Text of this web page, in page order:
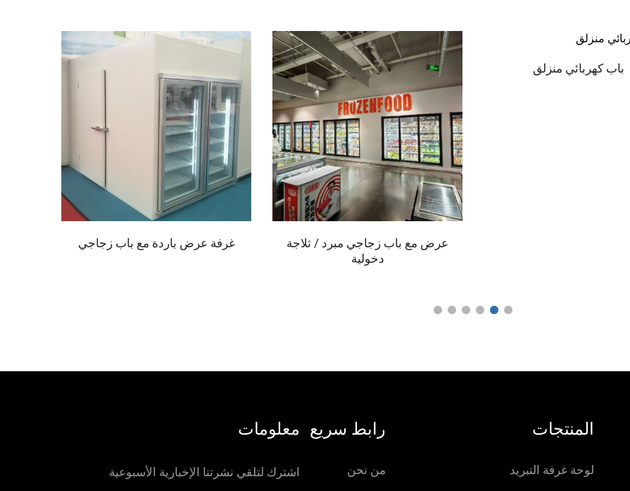
باب كهربائي منزلق
عرض مع باب زجاجي مبرد / ثلاجة
دخولية
غرفة عرض باردة مع باب زجاجي
المنتجات
لوحة غرفة التبريد
رابط سريع
من نحن
معلومات
اشترك لتلقي نشرتنا الإخبارية الأسبوعية